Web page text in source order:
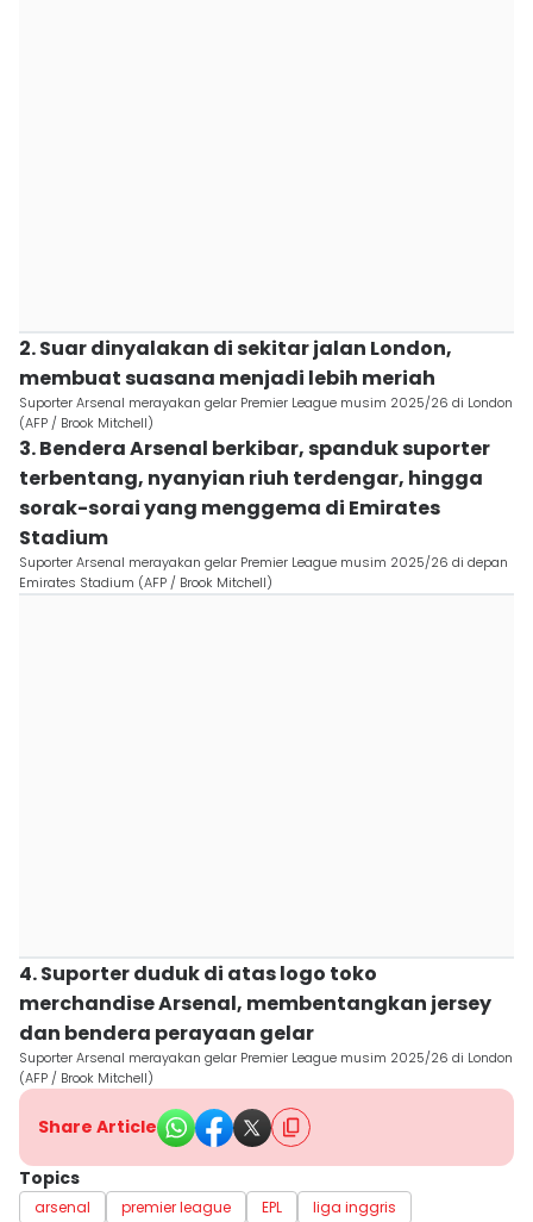
2. Suar dinyalakan di sekitar jalan London,
membuat suasana menjadi lebih meriah
Suporter Arsenal merayakan gelar Premier League musim 2025/26 di London
(AFP / Brook Mitchell)
3. Bendera Arsenal berkibar, spanduk suporter
terbentang, nyanyian riuh terdengar, hingga
sorak-sorai yang menggema di Emirates
Stadium
Suporter Arsenal merayakan gelar Premier League musim 2025/26 di depan
Emirates Stadium (AFP / Brook Mitchell)
4. Suporter duduk di atas logo toko
merchandise Arsenal, membentangkan jersey
dan bendera perayaan gelar
Suporter Arsenal merayakan gelar Premier League musim 2025/26 di London
(AFP / Brook Mitchell)
Share Article
Topics
arsenal premier league EPL
liga inggris